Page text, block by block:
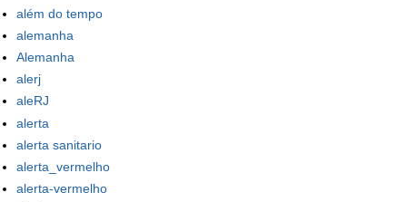
além do tempo
alemanha
Alemanha
alerj
aleRJ
alerta
alerta sanitario
alerta_vermelho
alerta-vermelho